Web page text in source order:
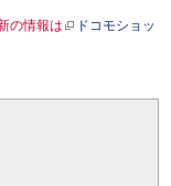
の情報は
ドコモショッ